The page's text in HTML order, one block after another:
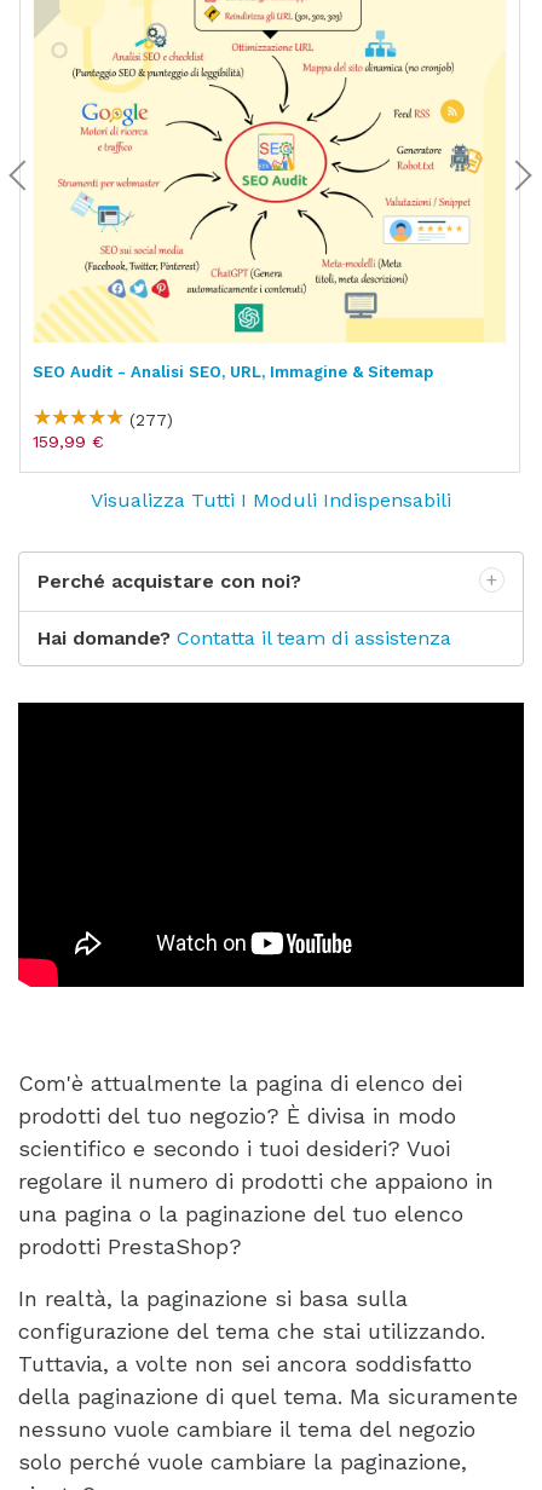
SEO Audit - Analisi SEO, URL, Immagine & Sitemap
(277)
159,99 €
Visualizza Tutti I Moduli Indispensabili
Perché acquistare con noi?
Hai domande? Contatta il team di assistenza
Com'è attualmente la pagina di elenco dei
prodotti del tuo negozio? È divisa in modo
scientifico e secondo i tuoi desideri? Vuoi
regolare il numero di prodotti che appaiono in
una pagina o la paginazione del tuo elenco
prodotti PrestaShop?
In realtà, la paginazione si basa sulla
configurazione del tema che stai utilizzando.
Tuttavia, a volte non sei ancora soddisfatto
della paginazione di quel tema. Ma sicuramente
nessuno vuole cambiare il tema del negozio
solo perché vuole cambiare la paginazione,